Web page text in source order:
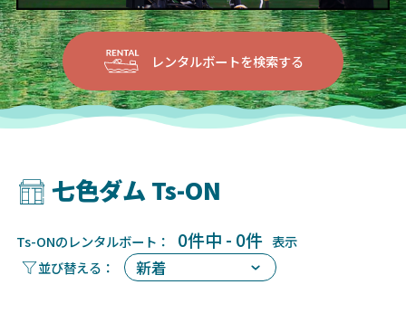
レンタルボートを検索する
七色ダム Ts-ON
Ts-ONのレンタルボート： 0件中 - 0件 表示